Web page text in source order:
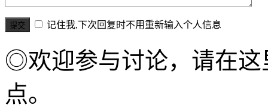
记住我,下次回复时不用重新输入个人信息
◎欢迎参与讨论，请在这
点。